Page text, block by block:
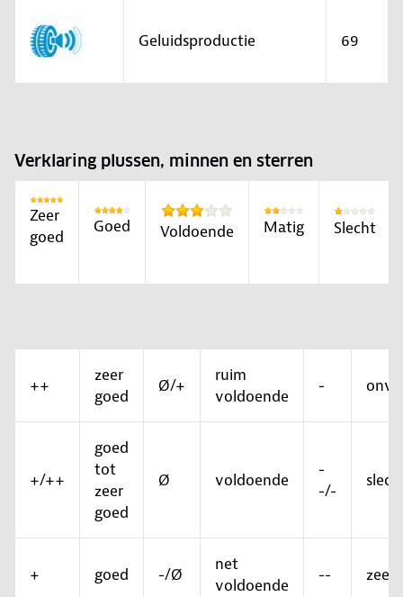
Geluidsproductie 69
Verklaring plussen, minnen en sterren
Zeer
goed
Goed Voldoende Matig Slecht
++
zeer
goed
Ø/+
ruim
voldoende
-
+/++
goed
tot
zeer
goed
Ø voldoende
-
-/-
+ goed -/Ø
net
voldoende
-- zeer